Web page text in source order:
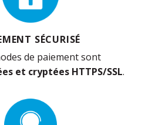
SÉCURISÉ
de paiement sont
et cryptées HTTPS/SSL.